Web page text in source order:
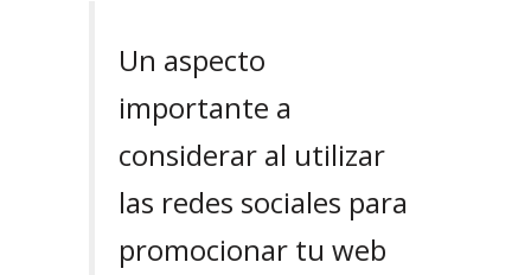
Un aspecto
importante a
considerar al utilizar
las redes sociales para
promocionar tu web